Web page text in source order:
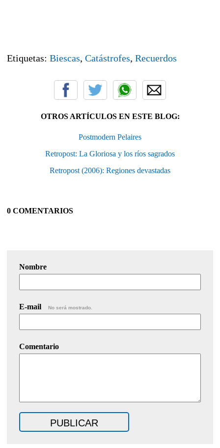
Etiquetas: Biescas, Catástrofes, Recuerdos
OTROS ARTÍCULOS EN ESTE BLOG:
Postmodern Pelaires
Retropost: La Gloriosa y los ríos sagrados
Retropost (2006): Regiones devastadas
0 COMENTARIOS
Nombre
E-mail No será mostrado.
Comentario